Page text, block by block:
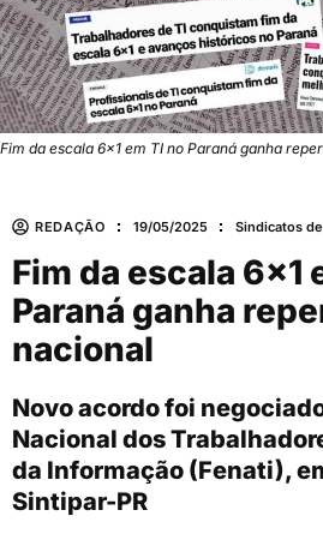
Fim da escala 6×1 em TI no Paraná ganha
REDAÇÃO 19/05/2025 Sindicatos
Fim da escala 6×1
Paraná ganha
nacional
Novo acordo foi
Nacional dos
da Informação (Fenati),
Sintipar-PR